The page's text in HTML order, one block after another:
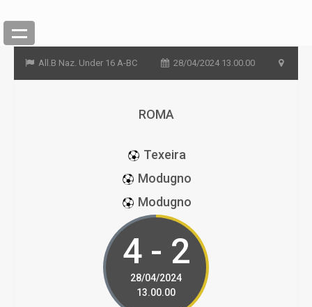
All.B Naz. Under 16 A-BC 28/04/2024 13.00.00
ROMA
Texeira
Modugno
Modugno
4 - 2
28/04/2024
13.00.00